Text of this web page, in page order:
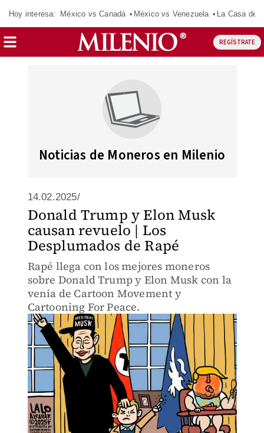
Hoy interesa: México vs Canadá México vs Venezuela La Casa de
REGÍSTRATE
Noticias de Moneros en Milenio
14.02.2025/
Donald Trump y Elon Musk
causan revuelo | Los
Desplumados de Rapé
Rapé llega con los mejores moneros
sobre Donald Trump y Elon Musk con la
venia de Cartoon Movement y
Cartooning For Peace.